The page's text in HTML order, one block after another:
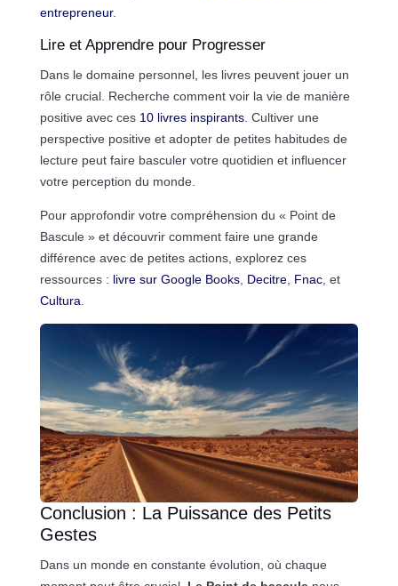
entrepreneur.
Lire et Apprendre pour Progresser
Dans le domaine personnel, les livres peuvent jouer un
rôle crucial. Recherche comment voir la vie de manière
positive avec ces 10 livres inspirants. Cultiver une
perspective positive et adopter de petites habitudes de
lecture peut faire basculer votre quotidien et influencer
votre perception du monde.
Pour approfondir votre compréhension du « Point de
Bascule » et découvrir comment faire une grande
différence avec de petites actions, explorez ces
ressources : livre sur Google Books, Decitre, Fnac, et
Cultura
Conclusion : La Puissance des Petits
Gestes
Dans un monde en constante évolution, où chaque